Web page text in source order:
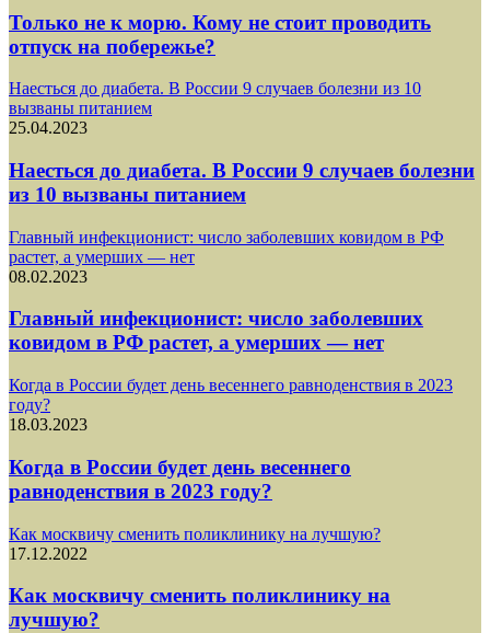
Только не к морю. Кому не стоит проводить
отпуск на побережье?
Наесться до диабета. В России 9 случаев болезни из 10
вызваны питанием
25.04.2023
Наесться до диабета. В России 9 случаев болезни
из 10 вызваны питанием
Главный инфекционист: число заболевших ковидом в РФ
растет, а умерших — нет
08.02.2023
Главный инфекционист: число заболевших
ковидом в РФ растет, а умерших — нет
Когда в России будет день весеннего равноденствия в 2023
году?
18.03.2023
Когда в России будет день весеннего
равноденствия в 2023 году?
Как москвичу сменить поликлинику на лучшую?
17.12.2022
Как москвичу сменить поликлинику на
лучшую?